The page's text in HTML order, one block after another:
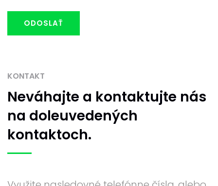
ODOSLAŤ
KONTAKT
Neváhajte a kontaktujte nás
na doleuvedených
kontaktoch.